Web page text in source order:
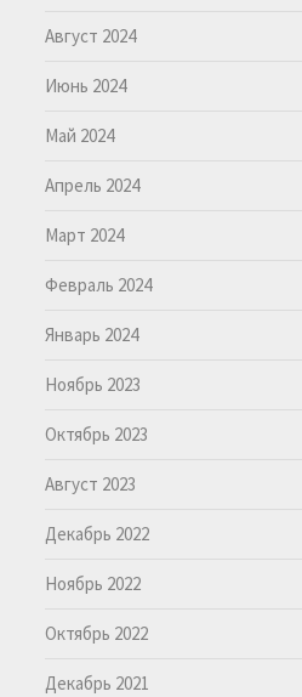
Август 2024
Июнь 2024
Май 2024
Апрель 2024
Март 2024
Февраль 2024
Январь 2024
Ноябрь 2023
Октябрь 2023
Август 2023
Декабрь 2022
Ноябрь 2022
Октябрь 2022
Декабрь 2021